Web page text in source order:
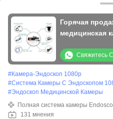
Горячая
медицинская
Свяжитесь
#Камера-Эндоскоп 1080p
#Система Камеры С Эндоскопом
#Эндоскоп Медицинской Камеры
Полная система камеры
131 мнения